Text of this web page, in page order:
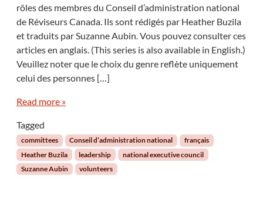
rôles des membres du Conseil d’administration national
de Réviseurs Canada. Ils sont rédigés par Heather Buzila
et traduits par Suzanne Aubin. Vous pouvez consulter ces
articles en anglais. (This series is also available in English.)
Veuillez noter que le choix du genre reflète uniquement
celui des personnes […]
Read more »
Tagged
committees Conseil d’administration national
français
Heather Buzila
leadership
national executive council
Suzanne Aubin
volunteers